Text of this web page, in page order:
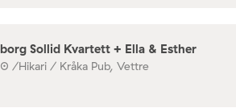
Sollid Kvartett + Ella & Esther
/Hikari / Kråka Pub, Vettre